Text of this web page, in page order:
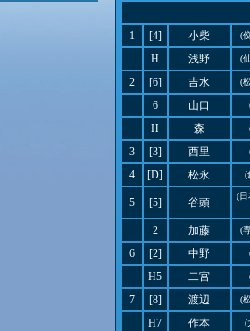
1 [4] 小柴 (
H 浅野 (
2 [6] 吉水 (
6 山口
H 森
3 [3] 西里
4 [D] 松永 (
5 [5] 谷頭
(日
2 加藤 (
6 [2] 中野
H5 二宮
7 [8] 渡辺 (
H7 作本 (